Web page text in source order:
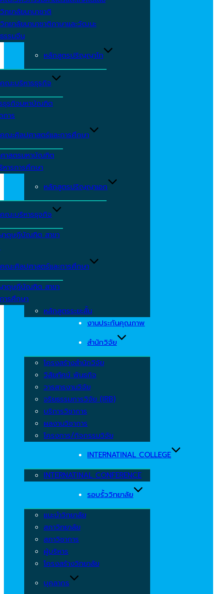
วิทยาลัยนานาชาติ
วิทยาลัยนานาชาติภาษาและวัฒนะ
ธรรมจีน
หลักสูตรปริญญาโท
คณะบริหารธุรกิจ
ธุรกิจมหาบัณฑิต
การ
คณะศิลปศาสตร์และการศึกษา
าสตรมหาบัณฑิต
หารการศึกษา
หลักสูตรปริญญาเอก
คณะบริหารธุจกิจ
ดุษฎีบัณฑิต สาขา
คณะศิลปศาสตร์และการศึกษา
ดุษฎีบัณฑิต สาขา
ารศึกษา
หลักสูตรระยะสั้น
งานประกันคุณภาพ
สำนักวิจัย
โครงสร้างสำนักวิจัย
วิสัยทัศน์ พันธกิจ
วารสารงานวิจัย
จริยธรรมการวิจัย (IRB)
บริการวิชาการ
ผลงานวิชาการ
โครงการ/กิจกรรมวิจัย
INTERNATINAL COLLEGE
INTERNATINAL CONFERENCE
รอบรั้ววิทยาลัย
แนะนำวิทยาลัย
สภาวิทยาลัย
สภาวิชาการ
ผู้บริหาร
โครงสร้างวิทยาลัย
บุคลากร